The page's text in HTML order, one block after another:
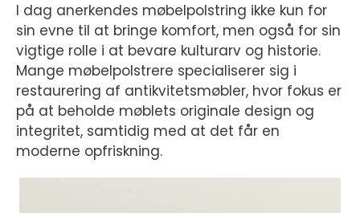
I dag anerkendes møbelpolstring ikke kun for
sin evne til at bringe komfort, men også for sin
vigtige rolle i at bevare kulturarv og historie.
Mange møbelpolstrere specialiserer sig i
restaurering af antikvitetsmøbler, hvor fokus er
på at beholde møblets originale design og
integritet, samtidig med at det får en
moderne opfriskning.